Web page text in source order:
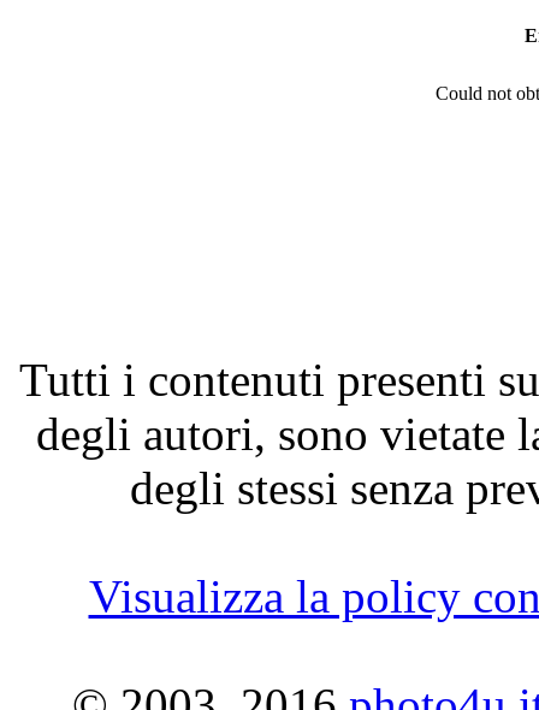
Could not
Tutti i contenuti presenti
degli autori, sono vietate
degli stessi senza
Visualizza la policy